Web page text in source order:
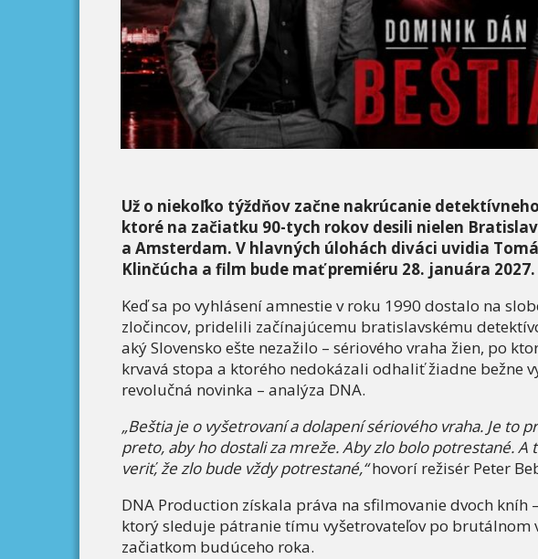
Už o niekoľko týždňov začne nakrúcanie
ktoré na začiatku 90-tych rokov desili nielen
a Amsterdam. V hlavných úlohách diváci uvidia
Klinčúcha a film bude mať premiéru 28. januára 2027.
Keď sa po vyhlásení amnestie v roku 1990 dostalo na
zločincov, pridelili začínajúcemu bratislavskému
aký Slovensko ešte nezažilo – sériového vraha žien, po
krvavá stopa a ktorého nedokázali odhaliť žiadne bežne
revolučná novinka – analýza DNA.
„Beštia je o vyšetrovaní a dolapení sériového vraha. Je to
preto, aby ho dostali za mreže. Aby zlo bolo potrestané. A
veriť, že zlo bude vždy potrestané,“hovorí režisér Peter
DNA Production získala práva na sfilmovanie dvoch kníh
ktorý sleduje pátranie tímu vyšetrovateľov po brutálnom
začiatkom budúceho roka.